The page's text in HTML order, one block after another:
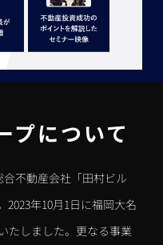
プについて
不動産会社「田村ビル
2023年10月1日に福岡大名
たしました。更なる事業